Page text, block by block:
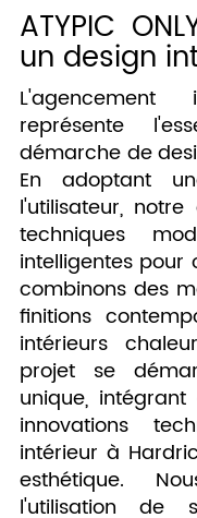
ATYPIC
un design
représente
démarche de
En adoptant
l'utilisateur,
techniques
intelligentes pour
combinons des
finitions
intérieurs
projet se
unique,
innovations
intérieur à
esthétique.
l'utilisation de